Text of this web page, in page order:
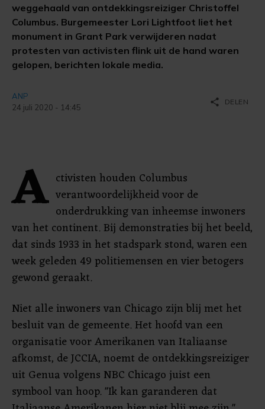
weggehaald van ontdekkingsreiziger Christoffel
Columbus. Burgemeester Lori Lightfoot liet het
monument in Grant Park verwijderen nadat
protesten van activisten flink uit de hand waren
gelopen, berichten lokale media.
ANP
24 juli 2020 - 14:45
share DELEN
A ctivisten houden Columbus
verantwoordelijkheid voor de
onderdrukking van inheemse inwoners
van het continent. Bij demonstraties bij het beeld,
dat sinds 1933 in het stadspark stond, waren een
week geleden 49 politiemensen en vier betogers
gewond geraakt.
Niet alle inwoners van Chicago zijn blij met het
besluit van de gemeente. Het hoofd van een
organisatie voor Amerikanen van Italiaanse
afkomst, de JCCIA, noemt de ontdekkingsreiziger
uit Genua volgens NBC Chicago juist een
symbool van hoop. "Ik kan garanderen dat